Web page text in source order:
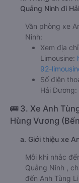
Quảng Ninh đi
Văn phòng xe
Ninh:
Xem địa
Limousine:
92-
Số điện
Hải Dương:
🚌 3. Xe Anh
Hùng Vương
a. Giới thiệu xe
Mỗi khi nhắc
Quảng Ninh ,
đến Anh Tùng